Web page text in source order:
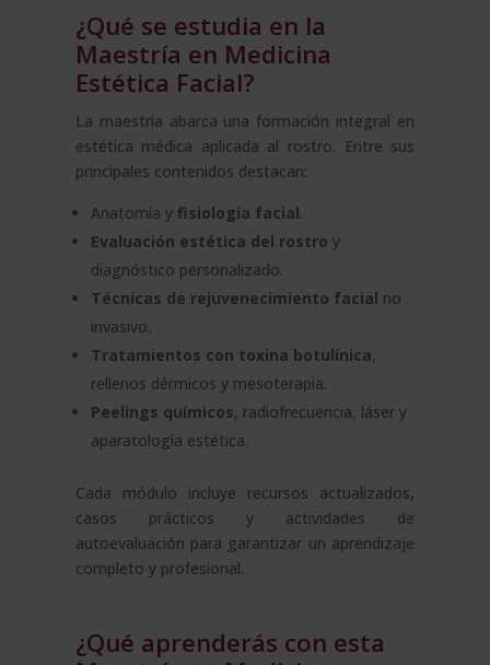
¿Qué se estudia en la
Maestría en Medicina
Estética Facial?
La maestría abarca una formación integral en
estética médica aplicada al rostro. Entre sus
principales contenidos destacan:
Anatomía y fisiología facial.
Evaluación estética del rostro y
diagnóstico personalizado.
Técnicas de rejuvenecimiento facial no
invasivo.
Tratamientos con toxina botulínica,
rellenos dérmicos y mesoterapia.
Peelings químicos, radiofrecuencia, láser y
aparatología estética.
Cada módulo incluye recursos actualizados,
casos prácticos y actividades de
autoevaluación para garantizar un aprendizaje
completo y profesional.
¿Qué aprenderás con esta